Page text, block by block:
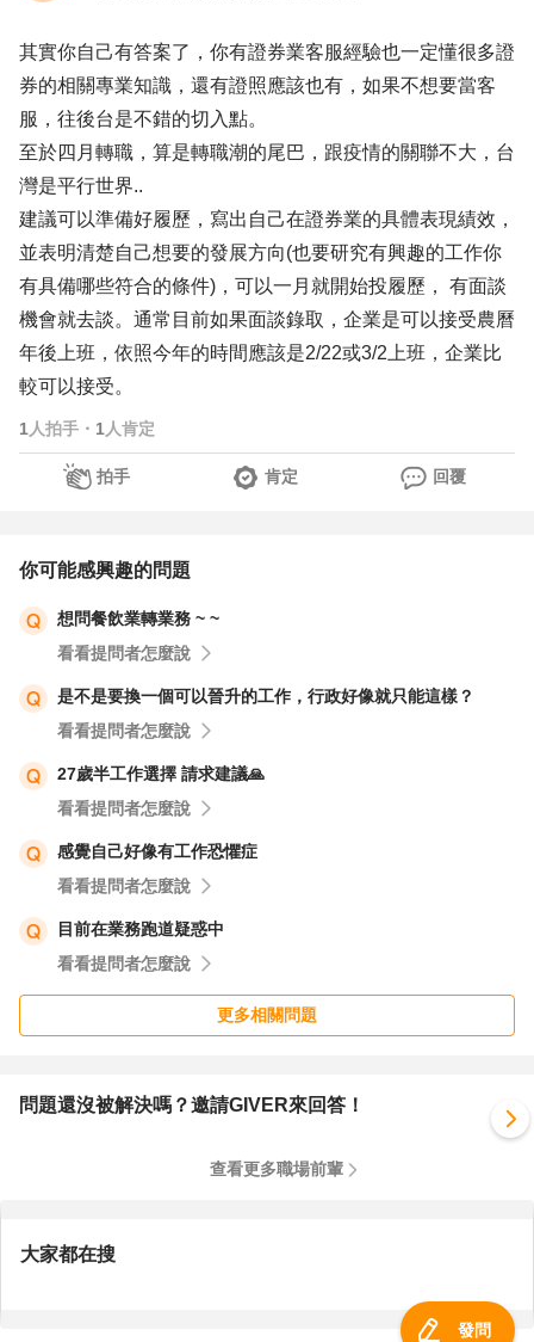
其實你自己有答案了，你有證券業客服經驗也一定懂很多證
券的相關專業知識，還有證照應該也有，如果不想要當客
服，往後台是不錯的切入點。
至於四月轉職，算是轉職潮的尾巴，跟疫情的關聯不大，台
灣是平行世界..
建議可以準備好履歷，寫出自己在證券業的具體表現績效，
並表明清楚自己想要的發展方向(也要研究有興趣的工作你
有具備哪些符合的條件)，可以一月就開始投履歷， 有面談
機會就去談。通常目前如果面談錄取，企業是可以接受農曆
年後上班，依照今年的時間應該是2/22或3/2上班，企業比
較可以接受。
1 人拍手 ・ 1 人肯定
拍手 肯定 回覆
你可能感興趣的問題
想問餐飲業轉業務 ~ ~
看看提問者怎麼說
是不是要換一個可以晉升的工作，行政好像就只能這樣？
看看提問者怎麼說
27歲半工作選擇 請求建議🙏
看看提問者怎麼說
感覺自己好像有工作恐懼症
看看提問者怎麼說
目前在業務跑道疑惑中
看看提問者怎麼說
更多相關問題
問題還沒被解決嗎？邀請GIVER來回答！
查看更多職場前輩
大家都在搜
發問